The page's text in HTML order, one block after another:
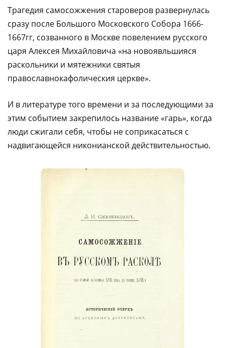
Трагедия самосожжения староверов развернулась
сразу после Большого Московского Собора 1666-
1667гг, созванного в Москве повелением русского
царя Алексея Михайловича «на новоявльшияся
раскольники и мятежники святыя
православнокафолическия церкве».
И в литературе того времени и за последующими за
этим событием закрепилось название «гарь», когда
люди сжигали себя, чтобы не соприкасаться с
надвигающейся никонианской действительностью.